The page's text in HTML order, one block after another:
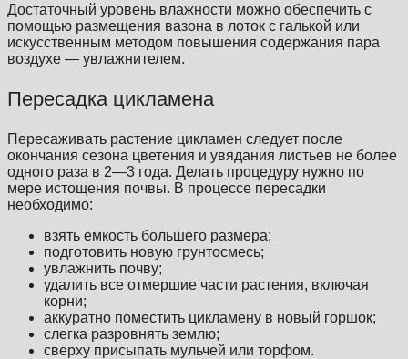
Достаточный уровень влажности можно обеспечить с
помощью размещения вазона в лоток с галькой или
искусственным методом повышения содержания пара
воздухе — увлажнителем.
Пересадка цикламена
Пересаживать растение цикламен следует после
окончания сезона цветения и увядания листьев не более
одного раза в 2—3 года. Делать процедуру нужно по
мере истощения почвы. В процессе пересадки
необходимо:
взять емкость большего размера;
подготовить новую грунтосмесь;
увлажнить почву;
удалить все отмершие части растения, включая
корни;
аккуратно поместить цикламену в новый горшок;
слегка разровнять землю;
сверху присыпать мульчей или торфом.